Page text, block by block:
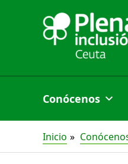
contenido
Conócenos
Inicio